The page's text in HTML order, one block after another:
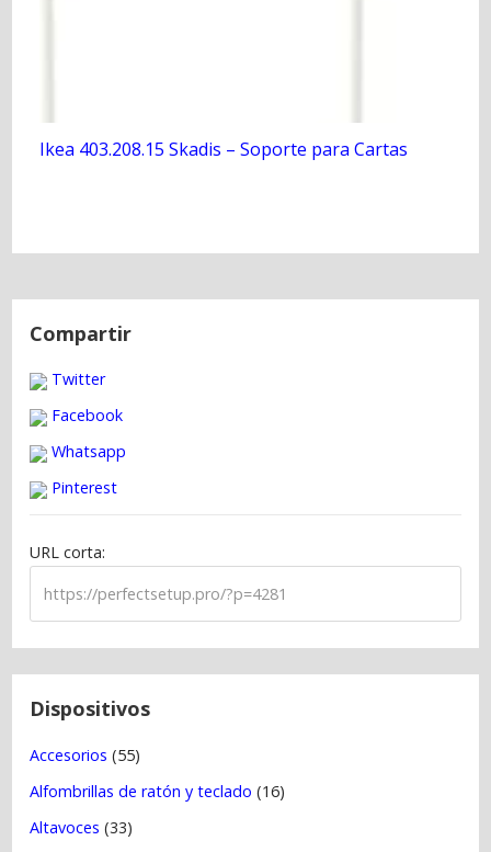
Ikea 403.208.15 Skadis – Soporte para Cartas
N
e
n
Compartir
Twitter
Facebook
Whatsapp
Pinterest
URL corta:
Dispositivos
Accesorios (55)
Alfombrillas de ratón y teclado (16)
Altavoces (33)